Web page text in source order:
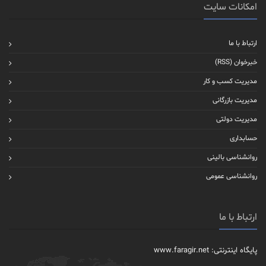
امکانات سایت
ارتباط با ما
خبرخوان (RSS)
مدیریت کسب و کار
مدیریت بازرگانی
مدیریت دولتی
حسابداری
روانشناسی بالینی
روانشناسی عمومی
ارتباط با ما
پایگاه اینترنتی: www.faragir.net